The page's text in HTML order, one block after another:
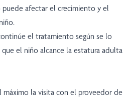
afectar el crecimiento y el
el tratamiento según se lo
el niño alcance la estatura adulta
máximo la visita con el proveedor de